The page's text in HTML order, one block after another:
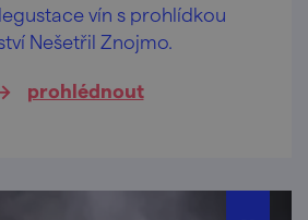
vín s prohlídkou
Nešetřil Znojmo.
prohlédnout